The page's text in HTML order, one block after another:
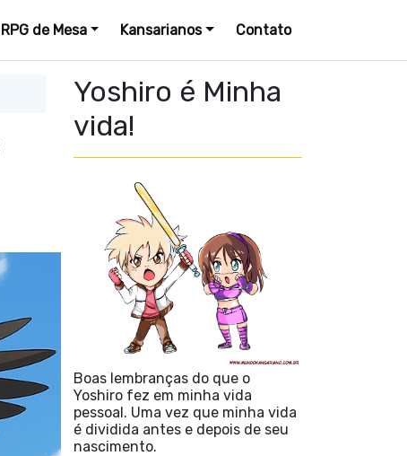
RPG de Mesa Kansarianos Contato
Yoshiro é Minha
vida!
Boas lembranças do que o
Yoshiro fez em minha vida
pessoal. Uma vez que minha vida
é dividida antes e depois de seu
nascimento.